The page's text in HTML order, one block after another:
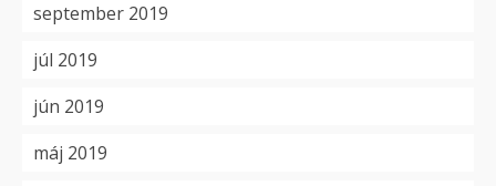
september 2019
júl 2019
jún 2019
máj 2019